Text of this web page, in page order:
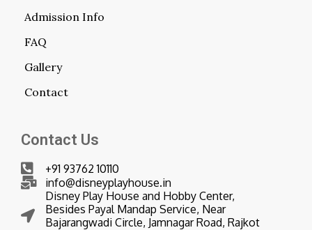
Admission Info
FAQ
Gallery
Contact
Contact Us
+91 93762 10110
info@disneyplayhouse.in
Disney Play House and Hobby Center,
Besides Payal Mandap Service, Near
Bajarangwadi Circle, Jamnagar Road, Rajkot